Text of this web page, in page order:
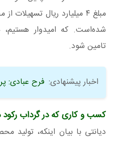
مبلغ ۴ میلیارد ریال
شده‌است. که امیدوار هستیم،
تامین شود.
اخبار پیشنهادی: فرح عبادی:
کسب و کاری که در گرداب
دیانتی با بیان اینکه، تولید